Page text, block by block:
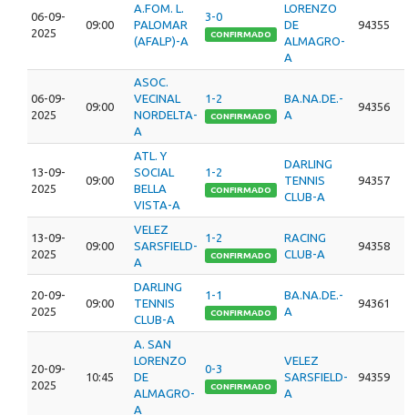
06-09-
2025
09:00
A.FOM. L.
PALOMAR
(AFALP)-A
3-0
CONFIRMADO
LORENZO
DE
ALMAGRO-
A
94355
06-09-
2025
09:00
ASOC.
VECINAL
NORDELTA-
A
1-2
CONFIRMADO
BA.NA.DE.-
A
94356
13-09-
2025
09:00
ATL. Y
SOCIAL
BELLA
VISTA-A
1-2
CONFIRMADO
DARLING
TENNIS
CLUB-A
94357
13-09-
2025
09:00
VELEZ
SARSFIELD-
A
1-2
CONFIRMADO
RACING
CLUB-A
94358
20-09-
2025
09:00
DARLING
TENNIS
CLUB-A
1-1
CONFIRMADO
BA.NA.DE.-
A
94361
20-09-
2025
10:45
A. SAN
LORENZO
DE
ALMAGRO-
A
0-3
CONFIRMADO
VELEZ
SARSFIELD-
A
94359